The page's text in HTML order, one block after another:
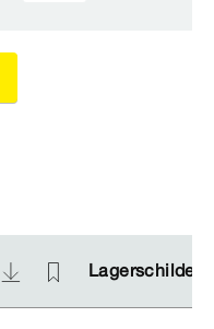
Lagerschilder
Lagerschilder